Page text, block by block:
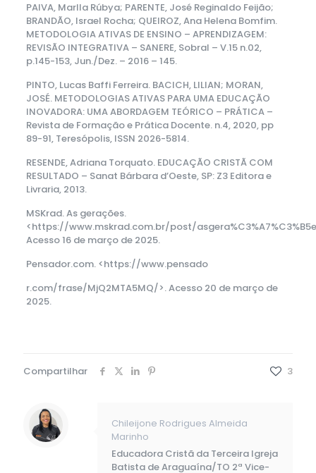
PAIVA, Marlla Rúbya; PARENTE, José Reginaldo Feijão;
BRANDÃO, Israel Rocha; QUEIROZ, Ana Helena Bomfim.
METODOLOGIA ATIVAS DE ENSINO – APRENDIZAGEM:
REVISÃO INTEGRATIVA – SANERE, Sobral – V.15 n.02,
p.145-153, Jun./Dez. – 2016 – 145.
PINTO, Lucas Baffi Ferreira. BACICH, LILIAN; MORAN,
JOSÉ. METODOLOGIAS ATIVAS PARA UMA EDUCAÇÃO
INOVADORA: UMA ABORDAGEM TEÓRICO – PRÁTICA –
Revista de Formação e Prática Docente. n.4, 2020, pp
89-91, Teresópolis, ISSN 2026-5814.
RESENDE, Adriana Torquato. EDUCAÇÃO CRISTÃ COM
RESULTADO – Sanat Bárbara d’Oeste, SP: Z3 Editora e
Livraria, 2013.
MSKrad. As gerações.
<https://www.mskrad.com.br/post/
Acesso 16 de março de 2025.
Pensador.com. <https://www.pensado
r.com/frase/MjQ2MTA5MQ/>. Acesso 20 de março de
2025.
Compartilhar 3
Chileijone Rodrigues Almeida
Marinho
Educadora Cristã da Terceira Igreja
Batista de Araguaína/TO 2ª Vice-